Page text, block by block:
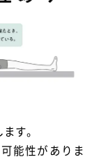
す。
能性がありま